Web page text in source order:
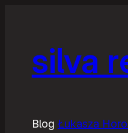
silva
Blog Łukasza